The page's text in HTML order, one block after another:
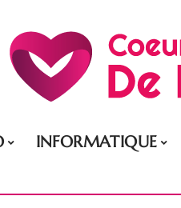
INFORMATIQUE